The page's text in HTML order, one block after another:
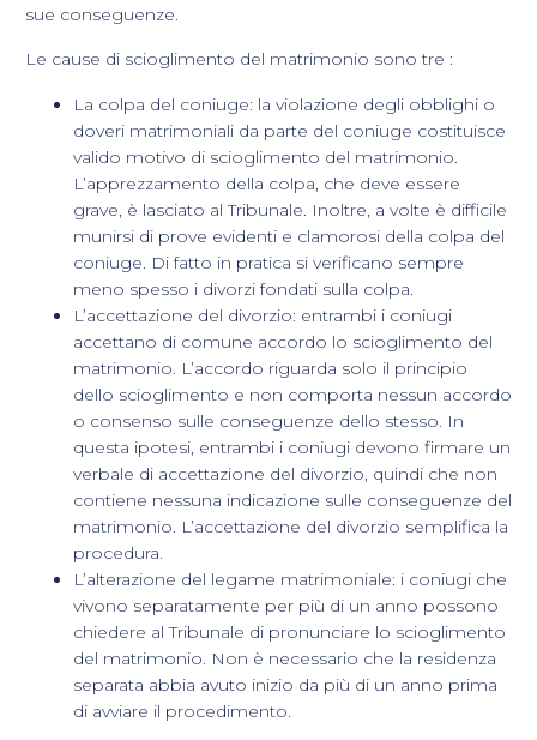
sue conseguenze.
Le cause di scioglimento del matrimonio sono tre :
La colpa del coniuge: la violazione degli obblighi o
doveri matrimoniali da parte del coniuge costituisce
valido motivo di scioglimento del matrimonio.
L’apprezzamento della colpa, che deve essere
grave, è lasciato al Tribunale. Inoltre, a volte è difficile
munirsi di prove evidenti e clamorosi della colpa del
coniuge. Di fatto in pratica si verificano sempre
meno spesso i divorzi fondati sulla colpa.
L’accettazione del divorzio: entrambi i coniugi
accettano di comune accordo lo scioglimento del
matrimonio. L’accordo riguarda solo il principio
dello scioglimento e non comporta nessun accordo
o consenso sulle conseguenze dello stesso. In
questa ipotesi, entrambi i coniugi devono firmare un
verbale di accettazione del divorzio, quindi che non
contiene nessuna indicazione sulle conseguenze del
matrimonio. L’accettazione del divorzio semplifica la
procedura.
L’alterazione del legame matrimoniale: i coniugi che
vivono separatamente per più di un anno possono
chiedere al Tribunale di pronunciare lo scioglimento
del matrimonio. Non è necessario che la residenza
separata abbia avuto inizio da più di un anno prima
di avviare il procedimento.